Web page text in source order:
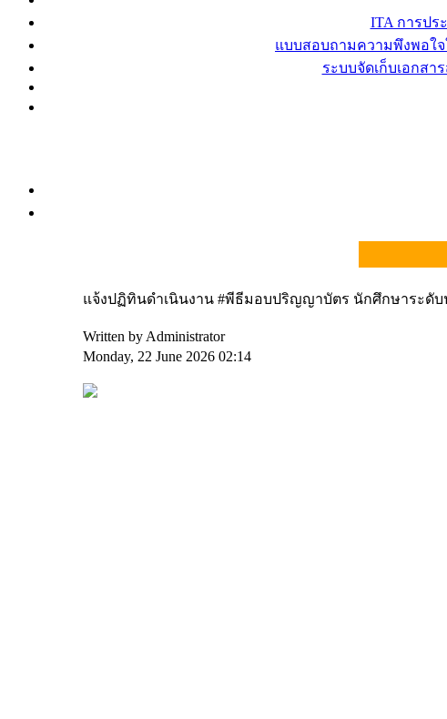
ITA การปร
แบบสอบถามความพึงพอใจ
ระบบจัดเก็บเอกส
แจ้งปฏิทินดำเนินงาน #พีธีมอบปริญญาบัตร นักศึกษาระดั
Written by Administrator
Monday, 22 June 2026 02:14